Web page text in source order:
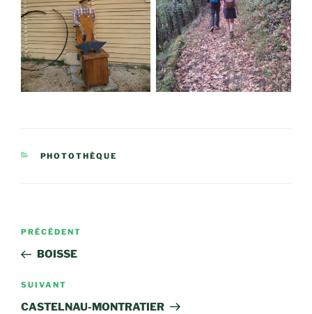
CATÉGORIES
PHOTOTHÈQUE
Navigation
l’article
Article
précédent
PRÉCÉDENT
BOISSE
Article
suivant
SUIVANT
CASTELNAU-MONTRATIER